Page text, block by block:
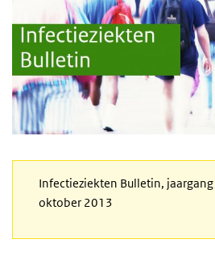
Infectieziekten Bulletin,
oktober 2013